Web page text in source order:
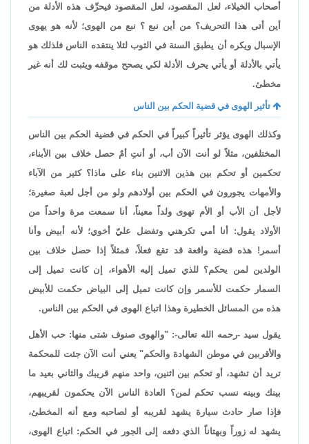
أصحاب الخيلاء، لعل المقصود، لعل المقصود فيحرِّف هذه الأدلة من
أين أتى هذا التحريف؟ من أين نبع ؟ نبع من الهوى؛ لأنه هو يهوى
الإسبال ويكره أن يطبق السنة في الثوب لئلا ينتقده الناس فلذلك هو
يأتي بالأدلة أو يأتي يحرف الأدلة لكي يصحح موقفه ويثبت لك أنه غير
مخطئ.
تأثير الهوى في قضية الحكم بين الناس
وكذلك الهوى يؤثر تأثيراً كبيراً في الحكم في قضية الحكم بين الناس
المختلفين، مثلاً لو أنت الآن أب، أو أنتِ أمٌ حصل خلاف بين الأبناء،
تحكمين أو تحكم بين هذين الاثنين بناء على ماذا؟ كثير من الآباء
والأمهات يجورون في الحكم بين أولادهم ولو من أجل لعبة صغيرة؛
لأجل أن الأب أو الأم تهوى ولداً معيناً، أنا سمعت مرة واحداً من
الأولاد يقول: أنا أمي تكرهني وتفضل عليّ أخوي؛ لأنه أبيض وأنا
أسمر! هذه قضية واقعة قد تقع فعلاً، فمثلاً إذا حصل خلاف بين
الولدين لمن يحكم؟ للذي تميل إليه الأهواء، إن كانت تميل إلى
السمار حكمت للأسمر وإن كانت تميل إلى البياض حكمت للأبيض
هذه من المسائل الخطيرة وهذا اتباع الهوى في الحكم بين الناس.
يقول سيد -رحمه الله تعالى-: "والهوى صنوف شتى منها: حب الأهل
والأقربين في موطن الشهادة والحكم" يعني أنت الآن جئت للمحكمة
تريد أن تشهد، أو تحكم بين اثنين، واحد منهم قريبك والثاني بعيد ما
بينك وبينه نسب تحكم لمن؟ العادة الناس الآن يحكمون لقريبهم،
فإذا صار حادث سيارة يشهد لقريبه أو لصاحبه ومع أنه المخطئ،
يشهد له زوراً وبهتاناً الذي دفعه إلى الجور في الحكم: اتباع الهوى،